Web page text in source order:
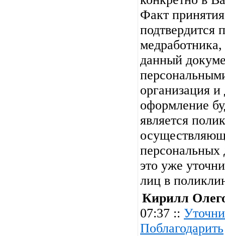
Факт
подтвердится
данный
организация
оформление
является
это уже
лиц в
Кирилл
07:37 ::
Поблагодарить